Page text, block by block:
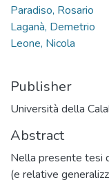
Paradiso, Rosario
Laganà, Demetrio
Leone, Nicola
Publisher
Università della
Abstract
Nella presente tesi
(e relative